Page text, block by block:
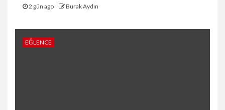
2 gün ago Burak Aydın
EĞLENCE